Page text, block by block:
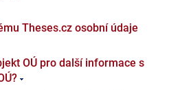
Theses.cz osobní údaje
OÚ pro další informace s